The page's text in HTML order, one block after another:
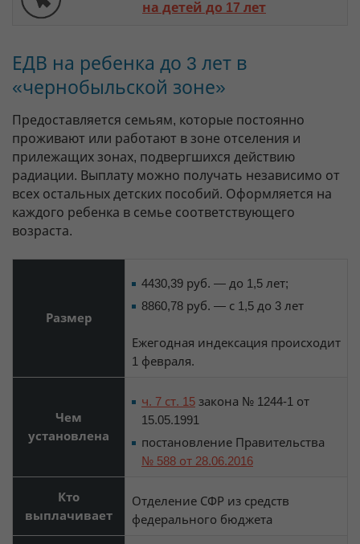
на детей до 17 лет
ЕДВ на ребенка до 3 лет в
«чернобыльской зоне»
Предоставляется семьям, которые постоянно
проживают или работают в зоне отселения и
прилежащих зонах, подвергшихся действию
радиации. Выплату можно получать независимо от
всех остальных детских пособий. Оформляется на
каждого ребенка в семье соответствующего
возраста.
Размер
4430,39 руб. — до 1,5 лет;
8860,78 руб. — с 1,5 до 3 лет
Ежегодная индексация происходит
1 февраля.
Чем
установлена
ч. 7 ст. 15 закона № 1244-1 от
15.05.1991
постановление Правительства
№ 588 от 28.06.2016
Кто
выплачивает
Отделение СФР из средств
федерального бюджета